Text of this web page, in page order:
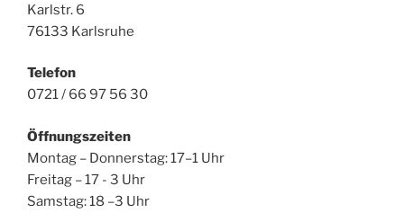
Karlstr. 6
76133 Karlsruhe
Telefon
0721 / 66 97 56 30
Öffnungszeiten
Montag – Donnerstag: 17–1 Uhr
Freitag – 17 - 3 Uhr
Samstag: 18 –3 Uhr